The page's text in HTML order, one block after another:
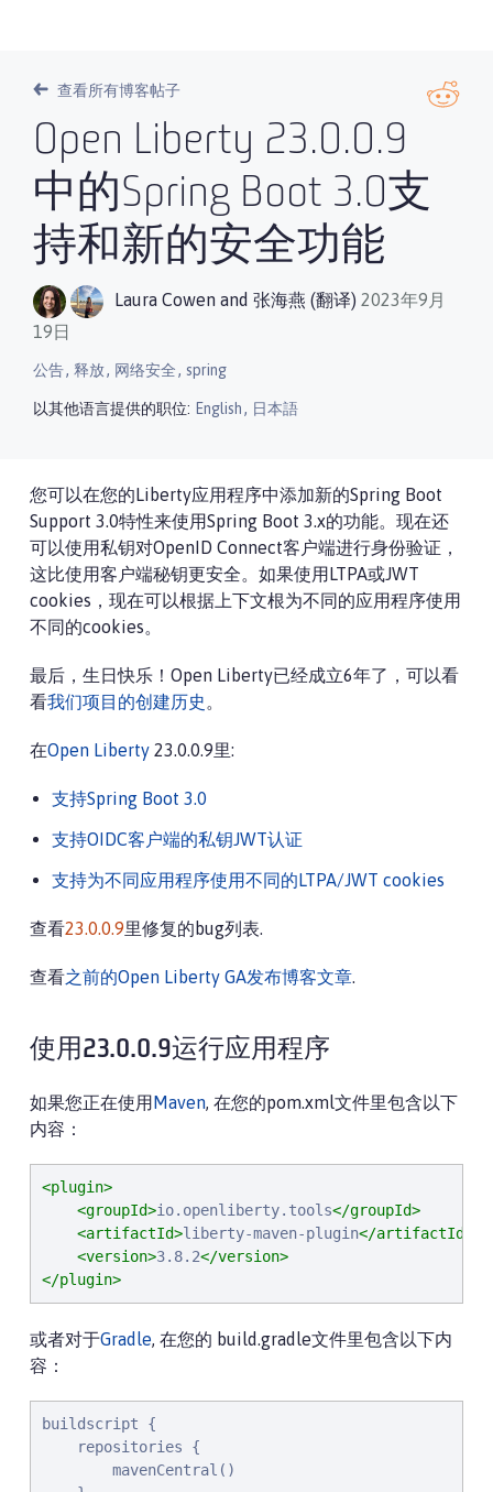
查看所有博客帖子
Open Liberty 23.0.0.9
中的Spring Boot 3.0支
持和新的安全功能
Laura Cowen and 张海燕 (翻译) 2023年9月
19日
公告, 释放, 网络安全, spring
以其他语言提供的职位: English, 日本語
您可以在您的Liberty应用程序中添加新的Spring Boot
Support 3.0特性来使用Spring Boot 3.x的功能。现在还
可以使用私钥对OpenID Connect客户端进行身份验证，
这比使用客户端秘钥更安全。如果使用LTPA或JWT
cookies，现在可以根据上下文根为不同的应用程序使用
不同的cookies。
最后，生日快乐！Open Liberty已经成立6年了，可以看
看我们项目的创建历史 。
在Open Liberty 23.0.0.9里:
支持Spring Boot 3.0
支持OIDC客户端的私钥JWT认证
支持为不同应用程序使用不同的LTPA/JWT cookies
查看23.0.0.9里修复的bug列表.
查看之前的Open Liberty GA发布博客文章.
使用23.0.0.9运行应用程序
如果您正在使用Maven, 在您的pom.xml文件里包含以下
内容：
<plugin>
<groupId>io.openliberty.tools</groupId>
<artifactId>liberty-maven-plugin</artifactId>
<version>3.8.2</version>
</plugin>
或者对于Gradle, 在您的 build.gradle文件里包含以下内
容：
buildscript {
    repositories {
        mavenCentral()